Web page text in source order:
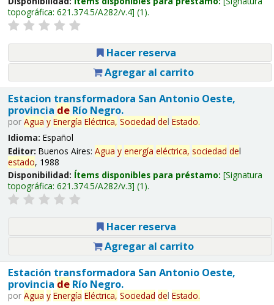
topográfica: 621.374.5/A282/v.4 (1).
Hacer reserva
Agregar al carrito
Estacion transformadora San Antonio Oeste,
provincia deRío Negro.
por Agua y Energía Eléctrica, Sociedad del Estado.
Idioma: Español
Editor: Buenos Aires: Agua y energía eléctrica, sociedad del
estado, 1988
Disponibilidad: Ítems disponibles para préstamo: Signatura
topográfica: 621.374.5/A282/v.3 (1).
Hacer reserva
Agregar al carrito
Estación transformadora San Antonio Oeste,
provincia deRío Negro.
por Agua y Energía Eléctrica, Sociedad del Estado.